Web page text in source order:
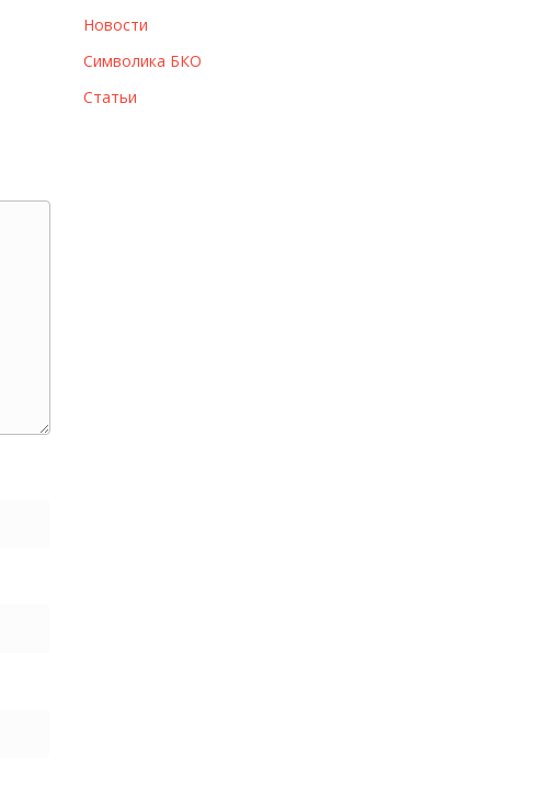
Новости
Символика БКО
Статьи